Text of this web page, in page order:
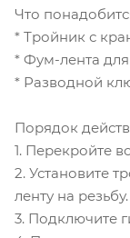
Что
* Тройник с
* Фум-лента
* Разводной
Порядок
1. Перекройте
2. Установите
ленту на резьбу.
3. Подключите